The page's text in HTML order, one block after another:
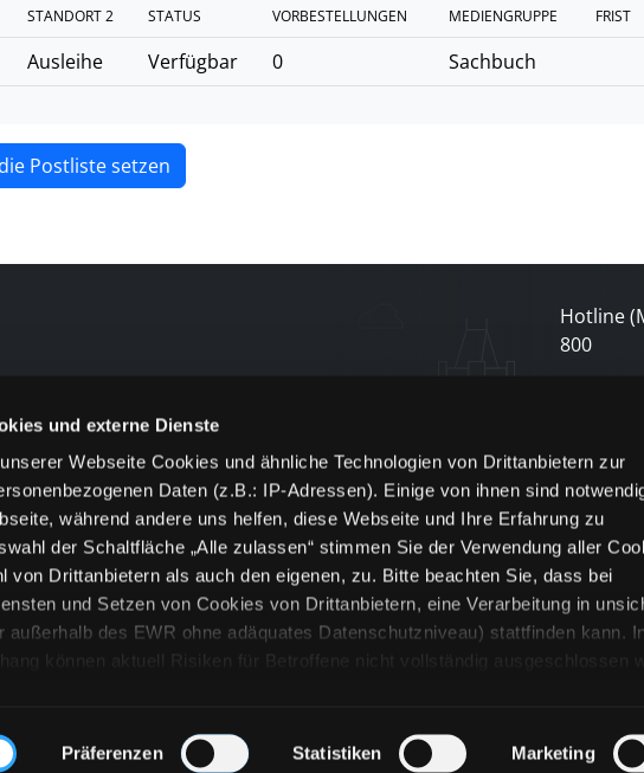
und externe Dienste
Webseite Cookies und ähnliche Technologien von Drittanbietern zur
Daten (z.B.: IP-Adressen). Einige von ihnen sind
während andere uns helfen, diese Webseite und Ihre Erfahrung zu
der Schaltfläche „Alle zulassen“ stimmen Sie der Verwendung aller
von Drittanbietern als auch den eigenen, zu. Bitte beachten Sie, dass bei
und Setzen von Cookies von Drittanbietern, eine Verarbeitung in
außerhalb des EWR ohne adäquates Datenschutzniveau) stattfinden kann. In
können aktuell Risiken für Betroffene nicht vollständig ausgeschlossen
Sie Erklärungen zu den verschiedenen Kategorien von Cookies und
Präferenzen Statistiken Marketing
STANDORT 2 STATUS VORBESTELLUNGEN MEDIENGRUPPE FRIST
Ausleihe Verfügbar 0 Sachbuch
Postliste setzen
Hotline
800
und
jetzt